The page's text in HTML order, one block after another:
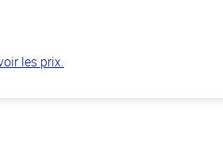
les prix.